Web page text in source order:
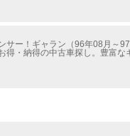
ー！ギャラン（96年08月～
得・納得の中古車探し。豊富